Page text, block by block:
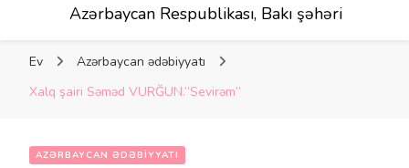
Azərbaycan Respublikası, Bakı şəhəri
Ev
Azərbaycan ədəbiyyatı
Xalq şairi Səməd VURĞUN.”Sevirəm”
AZƏRBAYCAN ƏDƏBIYYATI